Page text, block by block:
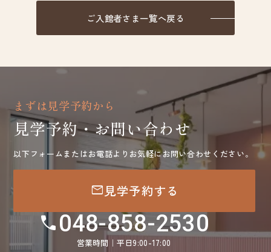
ご入館者さま一覧へ戻る
まずは見学予約から
見学予約・お問い合わせ
以下フォームまたはお電話よりお気軽にお問い合わせください。
mail見学予約する
call048-858-2530
営業時間｜平日9:00-17:00